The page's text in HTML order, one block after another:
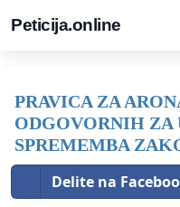
Peticija.online
PRAVICA ZA
ODGOVORNIH ZA
SPREMEMBA
Delite na